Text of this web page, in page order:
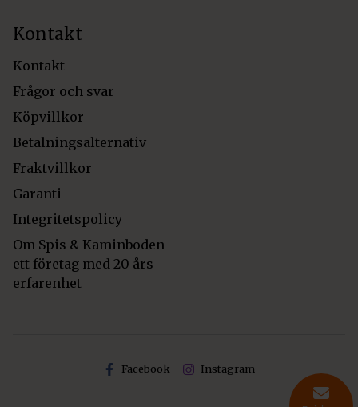
Kontakt
Kontakt
Frågor och svar
Köpvillkor
Betalningsalternativ
Fraktvillkor
Garanti
Integritetspolicy
Om Spis & Kaminboden –
ett företag med 20 års
erfarenhet
Facebook Instagram